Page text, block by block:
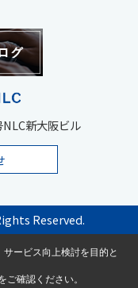
新大阪ビル
Reserved.
ービス向上検討を目的と
ご確認ください。